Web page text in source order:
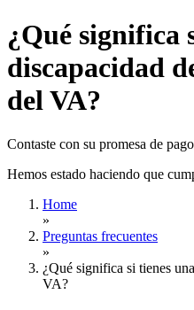
¿Qué significa
discapacidad
del VA?
Contaste con su promesa de
Hemos estado haciendo que
Home
»
Preguntas frecuentes
»
¿Qué significa si tienes
VA?